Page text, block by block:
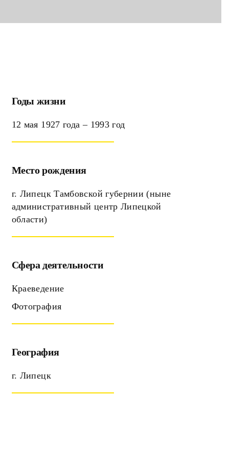
Годы жизни
12 мая 1927 года – 1993 год
Место рождения
г. Липецк Тамбовской губернии (ныне
административный центр Липецкой
области)
Сфера деятельности
Краеведение
Фотография
География
г. Липецк